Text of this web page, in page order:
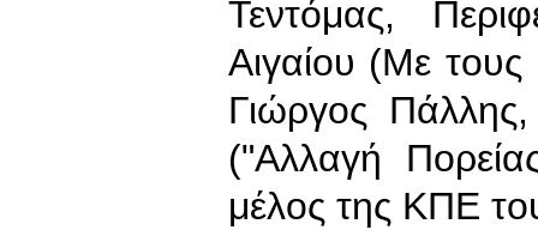
Τεντόμας,
Αιγαίου (Με τους
Γιώργος
("Αλλαγή
μέλος της ΚΠΕ